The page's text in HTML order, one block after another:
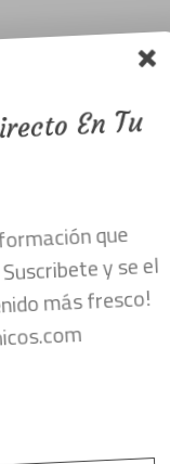
En Tu
que
y se el
más fresco!